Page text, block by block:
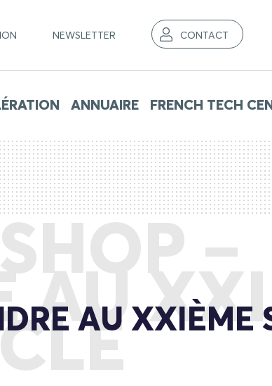
NEWSLETTER CONTACT
ANNUAIRE FRENCH TECH
–
AU
AU XXIÈME